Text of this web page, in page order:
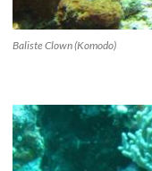
Baliste Clown (Komodo)